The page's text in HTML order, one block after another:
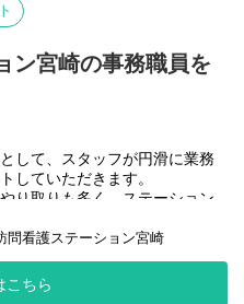
を通して患者様の生活を支え
ンにおいて、正看護師として
増加しており、当ステーショ
大を進めています。
ン宮崎の事務職員を
して、スタッフが円滑に業務
していただきます。
り取りも多く、ステーション
せ対応
問看護ステーション宮崎
こちら